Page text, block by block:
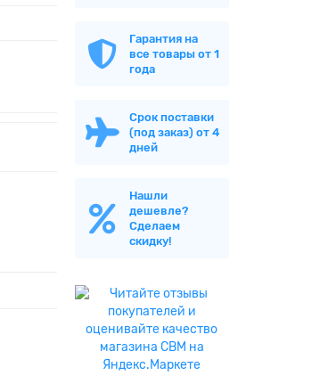
Гарантия на
все товары от 1
года
Срок поставки
(под заказ) от 4
дней
Нашли
дешевле?
Сделаем
скидку!